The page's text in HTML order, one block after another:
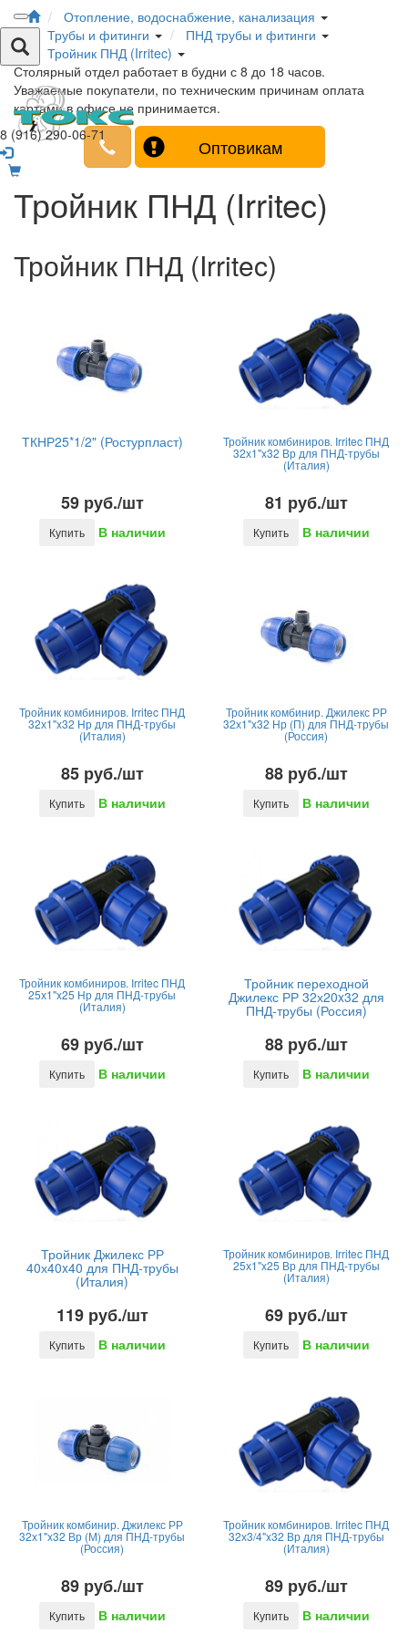
8 (916) 290-06-71
Отопление, водоснабжение, канализация
Трубы и фитинги
ПНД трубы и фитинги
Тройник ПНД (Irritec)
Столярный отдел работает в будни с 8 до 18 часов.
Уважаемые покупатели, по техническим причинам оплата
картами в офисе не принимается.
Оптовикам
Тройник ПНД (Irritec)
Тройник ПНД (Irritec)
ТКНР25*1/2" (Ростурпласт)
59 руб./шт
Купить В наличии
Тройник комбиниров. Irritec ПНД
32х1"x32 Вр для ПНД-трубы
(Италия)
81 руб./шт
Купить В наличии
Тройник комбиниров. Irritec ПНД
32х1"x32 Нр для ПНД-трубы
(Италия)
85 руб./шт
Купить В наличии
Тройник комбинир. Джилекс РР
32х1"x32 Нр (П) для ПНД-трубы
(Россия)
88 руб./шт
Купить В наличии
Тройник комбиниров. Irritec ПНД
25х1"x25 Нр для ПНД-трубы
(Италия)
69 руб./шт
Купить В наличии
Тройник переходной
Джилекс РР 32х20x32 для
ПНД-трубы (Россия)
88 руб./шт
Купить В наличии
Тройник Джилекс РР
40х40x40 для ПНД-трубы
(Италия)
119 руб./шт
Купить В наличии
Тройник комбиниров. Irritec ПНД
25х1"x25 Вр для ПНД-трубы
(Италия)
69 руб./шт
Купить В наличии
Тройник комбинир. Джилекс РР
32х1"x32 Вр (М) для ПНД-трубы
(Россия)
89 руб./шт
Купить В наличии
Тройник комбиниров. Irritec ПНД
32х3/4"x32 Вр для ПНД-трубы
(Италия)
89 руб./шт
Купить В наличии